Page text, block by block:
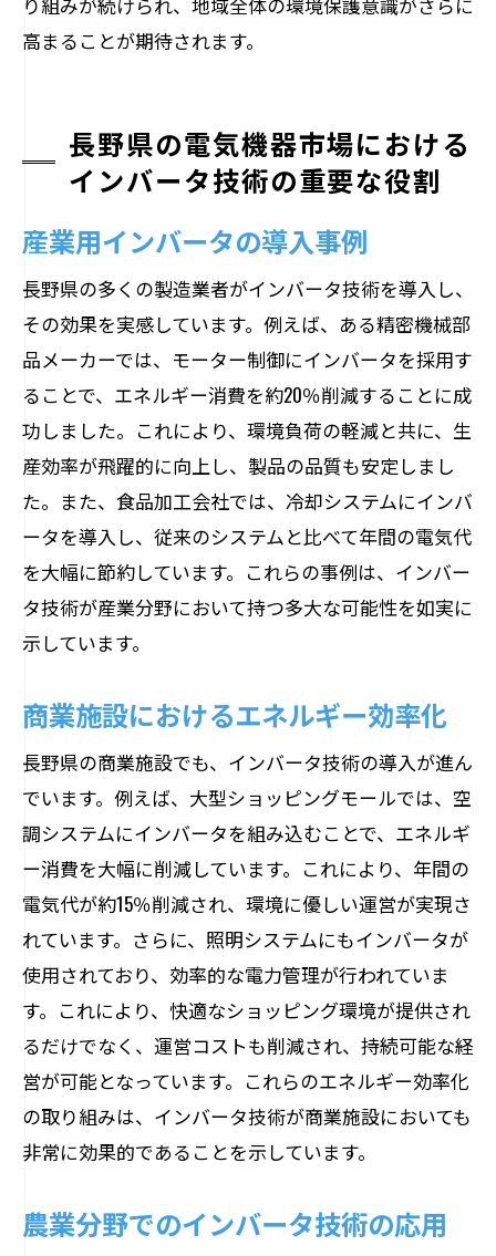
高まることが期待されます。
長野県の電気機器市場における
インバータ技術の重要な役割
産業用インバータの導入事例
長野県の多くの製造業者がインバータ技術を導入し、
その効果を実感しています。例えば、ある精密機械部
品メーカーでは、モーター制御にインバータを採用す
ることで、エネルギー消費を約20％削減することに成
功しました。これにより、環境負荷の軽減と共に、生
産効率が飛躍的に向上し、製品の品質も安定しまし
た。また、食品加工会社では、冷却システムにインバ
ータを導入し、従来のシステムと比べて年間の電気代
を大幅に節約しています。これらの事例は、インバー
タ技術が産業分野において持つ多大な可能性を如実に
示しています。
商業施設におけるエネルギー効率化
長野県の商業施設でも、インバータ技術の導入が進ん
でいます。例えば、大型ショッピングモールでは、空
調システムにインバータを組み込むことで、エネルギ
ー消費を大幅に削減しています。これにより、年間の
電気代が約15％削減され、環境に優しい運営が実現さ
れています。さらに、照明システムにもインバータが
使用されており、効率的な電力管理が行われていま
す。これにより、快適なショッピング環境が提供され
るだけでなく、運営コストも削減され、持続可能な経
営が可能となっています。これらのエネルギー効率化
の取り組みは、インバータ技術が商業施設においても
非常に効果的であることを示しています。
農業分野でのインバータ技術の応用